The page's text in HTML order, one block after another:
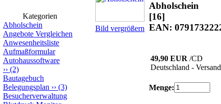
Kategorien
Abholschein
Angebote Vergleichen
Anwesenheitsliste
Aufmaßformular
Autohaussoftware
›› (2)
Bautagebuch
Belegungsplan ›› (3)
Besucherverwaltung
Bild vergrößern
Abholschein
[16]
EAN:
49,90 EUR /CD
Deutschland -
Menge: